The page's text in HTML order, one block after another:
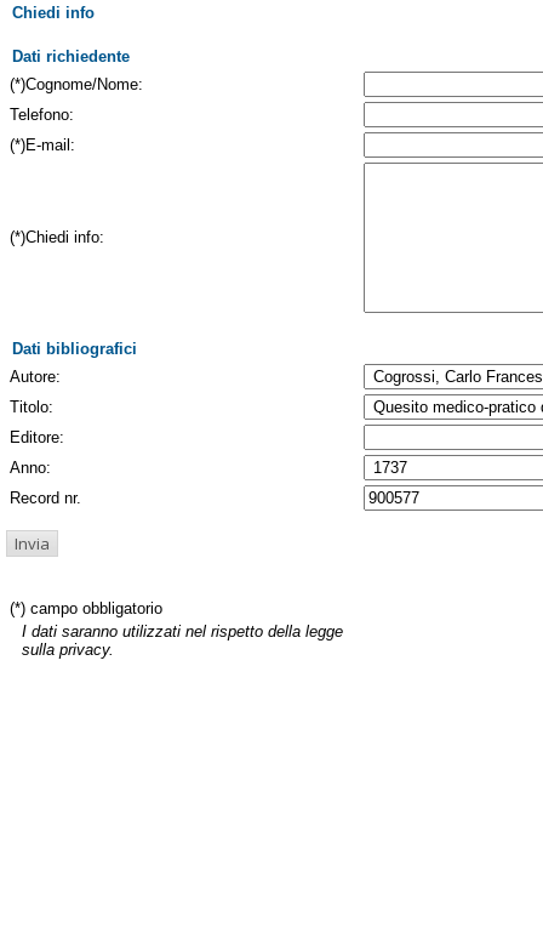
Chiedi info
Dati richiedente
(*)Cognome/Nome:
Telefono:
(*)E-mail:
(*)Chiedi info:
Dati bibliografici
Autore:
Titolo:
Editore:
Anno:
Record nr.
(*) campo obbligatorio
I dati saranno utilizzati nel rispetto della legge
sulla privacy.